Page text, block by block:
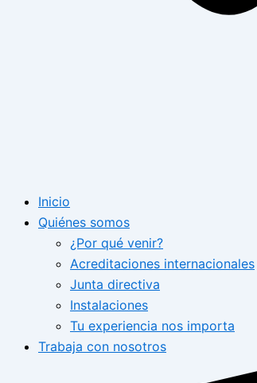
Inicio
Quiénes somos
¿Por qué venir?
Acreditaciones internacionales
Junta directiva
Instalaciones
Tu experiencia nos importa
Trabaja con nosotros